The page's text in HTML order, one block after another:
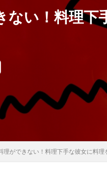
ない！料理下
理ができない！料理下手な彼女に料理